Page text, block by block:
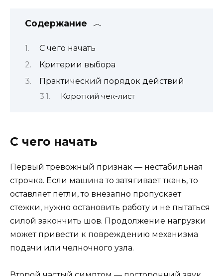
Содержание
С чего начать
Критерии выбора
Практический порядок действий
Короткий чек-лист
С чего начать
Первый тревожный признак — нестабильная
строчка. Если машина то затягивает ткань, то
оставляет петли, то внезапно пропускает
стежки, нужно остановить работу и не пытаться
силой закончить шов. Продолжение нагрузки
может привести к повреждению механизма
подачи или челночного узла.